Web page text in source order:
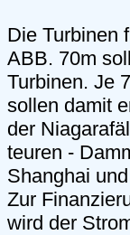
Die Turbinen
ABB. 70m
Turbinen. Je
sollen damit
der
teuren -
Shanghai
Zur
wird der